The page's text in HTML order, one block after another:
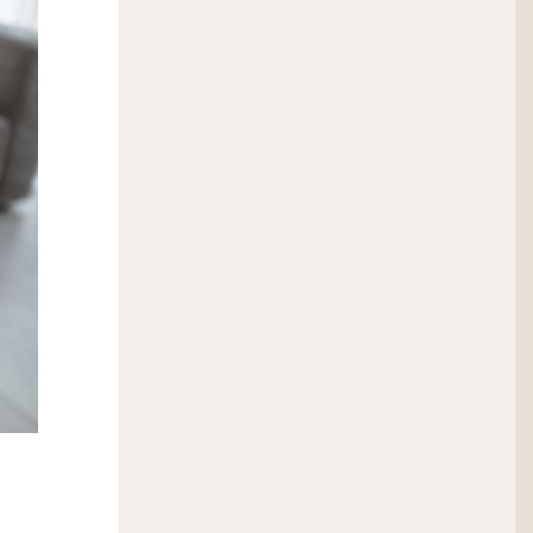
do cliente
de Privacidade